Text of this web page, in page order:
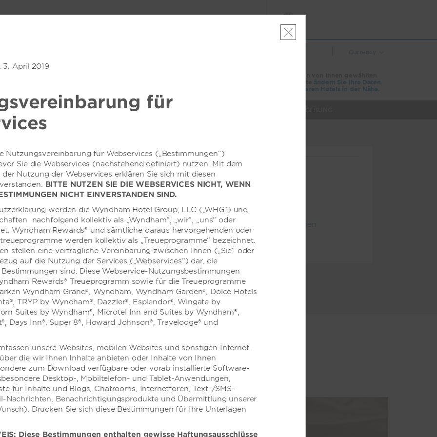
Currency
ändern Sie Ihre Daten
suchen Sie nach anderen Hotels in der Nähe.
ZIMMER GALERIE RESTAURANTS KONFERENZEN UND VERANSTALTUNGEN
Hotelrichtlinien
mit
gefunden, die
Stralsund HanseDom.
Gäste geeignet, die
für bis zu 1.400
Sitzung zur Planung
Team-Building-Event
steuern stilvolle
und einen
einen
HOCHZEITEN
April 2019
für
Nutzungsvereinbarung für Webservices („Bestimmungen“)
Sie die Webservices (nachstehend definiert) nutzen. Mit dem
Nutzung der Webservices erklären Sie sich mit diesen
BITTE NUTZEN SIE DIE WEBSERVICES NICHT, WENN
NICHT EINVERSTANDEN SIND.
werden die Wyndham Hotel Group, LLC („WHG“) und
nachfolgend kollektiv als „Wyndham“, „wir“, „uns“ oder
Wyndham Rewards® und sämtliche daraus hervorgehenden oder
werden kollektiv als „Treueprogramme“ bezeichnet.
stellen eine vertragliche Vereinbarung zwischen Ihnen („Sie“ oder
auf die Nutzung der Services („Webservices“) dar, die
Bestimmungen sind. Diese Webservice-Nutzungsbestimmungen
Rewards® Treueprogramm sowie für die Treueprogramme
Wyndham Grand®, Wyndham, Wyndham Garden®, Dolce Hotels
TRYP by Wyndham®, Dazzler®, Esplendor®, Wingate by
Suites by Wyndham®, Microtel Inn and Suites by Wyndham®,
Days Inn®, Super 8®, Howard Johnson®, Travelodge® und
unsere Websites, mobilen Websites und sonstigen Internet-
die wir Ihnen Inhalte anbieten oder Inhalte von Ihnen
zum Download verfügbare oder vorab installierte Software-
Desktop-, Mobiltelefon- und Tablet-Anwendungen,
für Inhalte und Blogs, Chatrooms, Internetforen, Text-/SMS-
Nachrichten, Benachrichtigungsprodukte und Übermittlung unserer
Drucken Sie sich diese Bestimmungen für Ihre Unterlagen
Diese Bestimmungen enthalten gewisse Haftungsausschlüsse